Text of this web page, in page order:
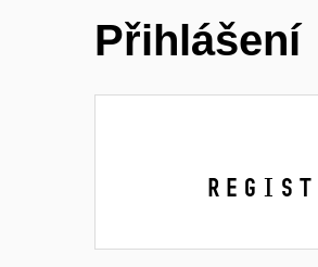
Přihlášení